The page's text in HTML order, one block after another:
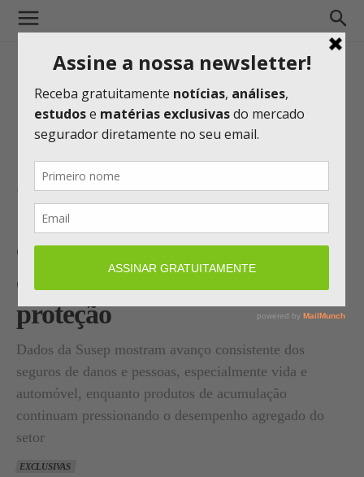
Setor de seguros supera R$
100 bilhões no trimestre, mas
crescimento segue
concentrado em linhas de
proteção
Dados da Susep mostram avanço consistente dos
seguros de danos e pessoas, especialmente vida e
automóvel, enquanto produtos de acumulação
continuam pressionando o desempenho agregado do
setor
EXCLUSIVAS